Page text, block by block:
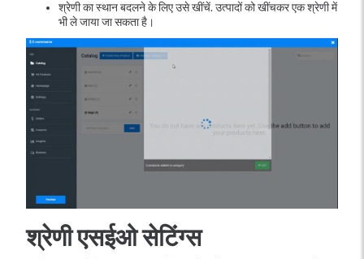
श्रेणी का स्थान बदलने के लिए उसे खींचें. उत्पादों को खींचकर एक श्रेणी में
भी ले जाया जा सकता है।
श्रेणी एसईओ सेटिंग्स